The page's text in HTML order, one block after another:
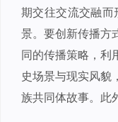
期交往交流交融
景。要创新传播方
同的传播策略，利
史场景与现实风貌
族共同体故事。此